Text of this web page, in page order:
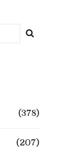
(378)
(207)